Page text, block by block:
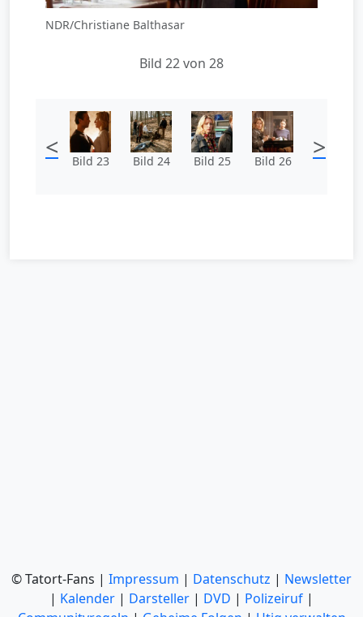
NDR/Christiane Balthasar
Bild 22 von 28
< Bild 23 Bild 24 Bild 25 Bild 26 >
© Tatort-Fans | Impressum | Datenschutz | Newsletter
| Kalender | Darsteller | DVD | Polizeiruf |